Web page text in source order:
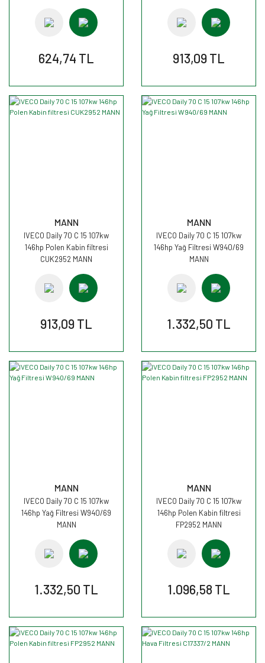
624,74 TL 913,09 TL
MANN
IVECO Daily 70 C 15 107kw
146hp Polen Kabin filtresi
CUK2952 MANN
913,09 TL
MANN
IVECO Daily 70 C 15 107kw
146hp Yağ Filtresi W940/69
MANN
1.332,50 TL
MANN
IVECO Daily 70 C 15 107kw
146hp Yağ Filtresi W940/69
MANN
1.332,50 TL
MANN
IVECO Daily 70 C 15 107kw
146hp Polen Kabin filtresi
FP2952 MANN
1.096,58 TL